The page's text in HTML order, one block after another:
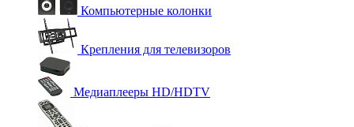
Компьютерные колонки
Крепления для телевизоров
Медиаплееры HD/HDTV